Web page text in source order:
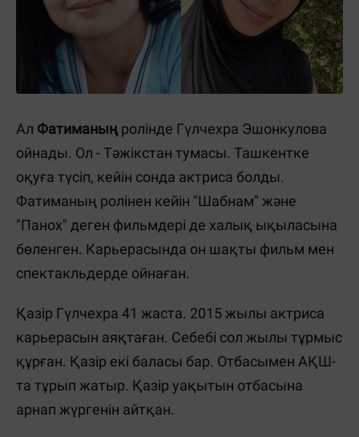
Ал Фатиманың ролінде Гүлчехра Эшонкулова
ойнады. Ол - Тәжікстан тумасы. Ташкентке
оқуға түсіп, кейін сонда актриса болды.
Фатиманың ролінен кейін "Шабнам" және
"Панох" деген фильмдері де халық ықыласына
бөленген. Карьерасында он шақты фильм мен
спектакльдерде ойнаған.
Қазір Гүлчехра 41 жаста. 2015 жылы актриса
карьерасын аяқтаған. Себебі сол жылы тұрмыс
құрған. Қазір екі баласы бар. Отбасымен АҚШ-
та тұрып жатыр. Қазір уақытын отбасына
арнап жүргенін айтқан.